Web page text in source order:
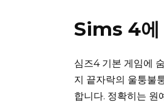
Sims 4에
심즈4 기본 게임에
지 끝자락의 울퉁불
합니다. 정확히는 원